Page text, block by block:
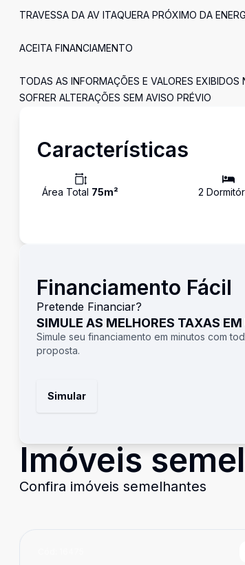
TRAVESSA DA AV ITAQUERA PRÓXIMO DA
ACEITA FINANCIAMENTO
TODAS AS INFORMAÇÕES E VALORES
SOFRER ALTERAÇÕES SEM AVISO PRÉVIO
Características
Área Total 75m² 2
Financiamento Fácil
Pretende Financiar?
SIMULE AS MELHORES TAXAS
Simule seu financiamento em minutos com
proposta.
Simular
Imóveis
Confira imóveis semelhantes